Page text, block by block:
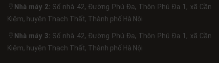
Nhà máy 2: Số nhà 42, Đường Phú Đa, Thôn Phú Đa 1, xã Cần
Kiệm, huyện Thạch Thất, Thành phố Hà Nội
Nhà máy 3: Số nhà 42, Đường Phú Đa, Thôn Phú Đa 1, xã Cần
Kiệm, huyện Thạch Thất, Thành phố Hà Nội